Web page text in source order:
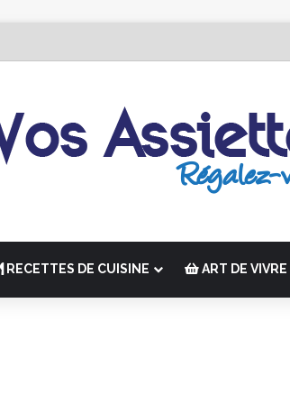
RECETTES DE CUISINE ART DE VIVRE